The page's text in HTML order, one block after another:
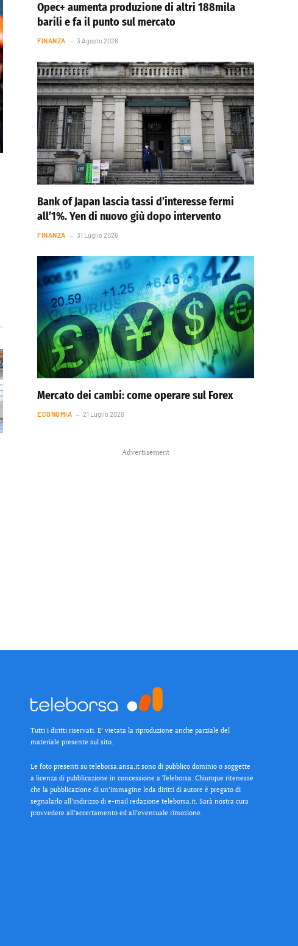
Opec+ aumenta produzione di altri 188mila
barili e fa il punto sul mercato
FINANZA 3 Agosto 2026
Bank of Japan lascia tassi d’interesse fermi
all’1%. Yen di nuovo giù dopo intervento
FINANZA 31 Luglio 2026
Mercato dei cambi: come operare sul Forex
ECONOMIA 21 Luglio 2026
Advertisement
Tutti i diritti riservati. E’ vietata la riproduzione anche parziale del
materiale presente sul sito.
Le foto presenti su teleborsa.ansa.it sono di pubblico dominio o soggette
a licenza di pubblicazione in concessione a Teleborsa. Chiunque ritenesse
che la pubblicazione di un’immagine leda diritti di autore è pregato di
segnalarlo all’indirizzo di e-mail redazione teleborsa.it. Sarà nostra cura
provvedere all’accertamento ed all’eventuale rimozione.